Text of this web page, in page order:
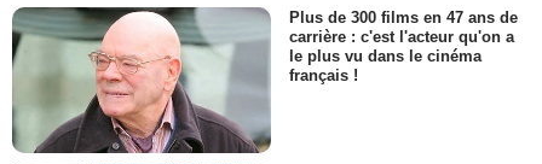
Plus de 300 films en 47 ans de
carrière : c'est l'acteur qu'on a
le plus vu dans le cinéma
français !